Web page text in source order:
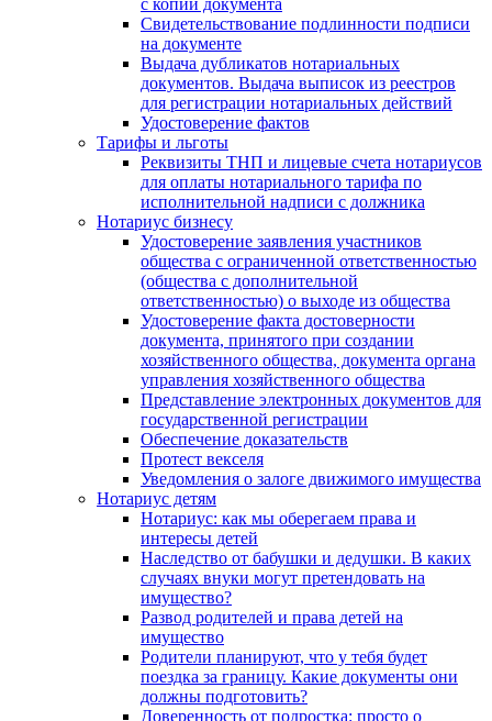
Свидетельствование подлинности подписи
на документе
Выдача дубликатов нотариальных
документов. Выдача выписок из реестров
для регистрации нотариальных действий
Удостоверение фактов
Тарифы и льготы
Реквизиты ТНП и лицевые счета нотариусов
для оплаты нотариального тарифа по
исполнительной надписи с должника
Нотариус бизнесу
Удостоверение заявления участников
общества с ограниченной ответственностью
(общества с дополнительной
ответственностью) о выходе из общества
Удостоверение факта достоверности
документа, принятого при создании
хозяйственного общества, документа органа
управления хозяйственного общества
Представление электронных документов для
государственной регистрации
Обеспечение доказательств
Протест векселя
Уведомления о залоге движимого имущества
Нотариус детям
Нотариус: как мы оберегаем права и
интересы детей
Наследство от бабушки и дедушки. В каких
случаях внуки могут претендовать на
имущество?
Развод родителей и права детей на
имущество
Родители планируют, что у тебя будет
поездка за границу. Какие документы они
должны подготовить?
Доверенность от подростка: просто о